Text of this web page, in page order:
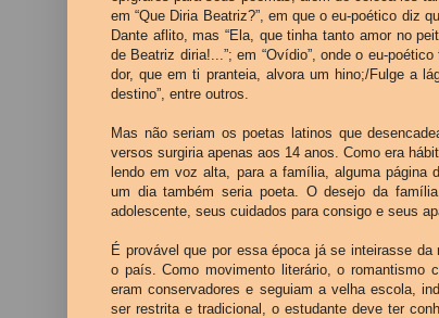
em “Que Diria Beatriz?”, em que o eu-poético diz
Dante aflito, mas “Ela, que tinha tanto amor no
de Beatriz diria!...”; em “Ovídio”, onde o eu-
dor, que em ti pranteia, alvora um hino;/Fulge a
destino”, entre outros.
Mas não seriam os poetas latinos que
versos surgiria apenas aos 14 anos. Como era
lendo em voz alta, para a família, alguma página
um dia também seria poeta. O desejo da
adolescente, seus cuidados para consigo e seus
É provável que por essa época já se inteirasse
o país. Como movimento literário, o romantismo
eram conservadores e seguiam a velha escola,
ser restrita e tradicional, o estudante deve ter